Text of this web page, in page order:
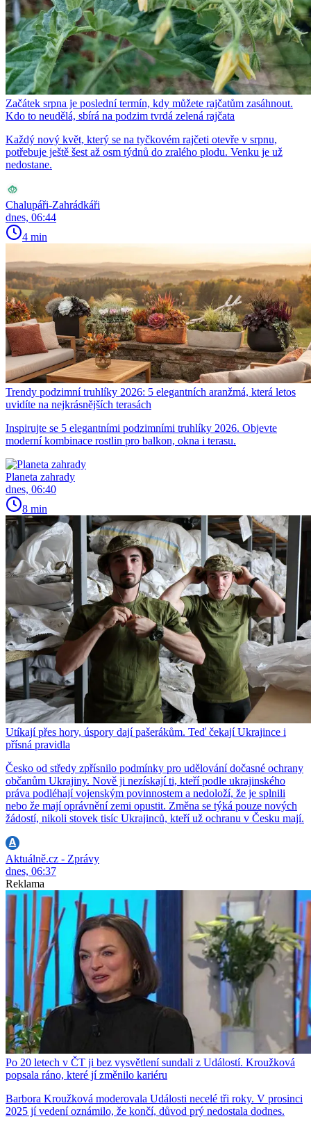
Začátek srpna je poslední termín, kdy můžete rajčatům zasáhnout.
Kdo to neudělá, sbírá na podzim tvrdá zelená rajčata
Každý nový květ, který se na tyčkovém rajčeti otevře v srpnu,
potřebuje ještě šest až osm týdnů do zralého plodu. Venku je už
nedostane.
Chalupáři-Zahrádkáři
dnes, 06:44
4 min
Trendy podzimní truhlíky 2026: 5 elegantních aranžmá, která letos
uvidíte na nejkrásnějších terasách
Inspirujte se 5 elegantními podzimními truhlíky 2026. Objevte
moderní kombinace rostlin pro balkon, okna i terasu.
Planeta zahrady
dnes, 06:40
8 min
Utíkají přes hory, úspory dají pašerákům. Teď čekají Ukrajince i
přísná pravidla
Česko od středy zpřísnilo podmínky pro udělování dočasné ochrany
občanům Ukrajiny. Nově ji nezískají ti, kteří podle ukrajinského
práva podléhají vojenským povinnostem a nedoloží, že je splnili
nebo že mají oprávnění zemi opustit. Změna se týká pouze nových
žádostí, nikoli stovek tisíc Ukrajinců, kteří už ochranu v Česku mají.
Aktuálně.cz - Zprávy
dnes, 06:37
Reklama
Po 20 letech v ČT ji bez vysvětlení sundali z Událostí. Kroužková
popsala ráno, které jí změnilo kariéru
Barbora Kroužková moderovala Události necelé tři roky. V prosinci
2025 jí vedení oznámilo, že končí, důvod prý nedostala dodnes.